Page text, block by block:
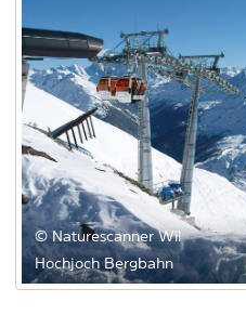
© Naturescanner Wil
Hochjoch Bergbahn